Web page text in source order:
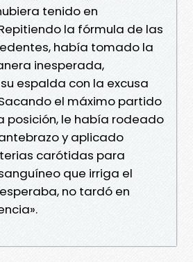
tenido en
la fórmula de las
había tomado la
inesperada,
espalda con la excusa
el máximo partido
posición, le había rodeado
y aplicado
carótidas para
que irriga el
no tardó en